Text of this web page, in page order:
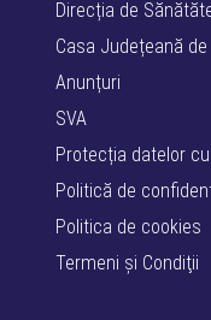
Direcția de
Casa Județeană
Anunțuri
SVA
Protecția datelor
Politică de
Politica de cookies
Termeni şi Condiţii